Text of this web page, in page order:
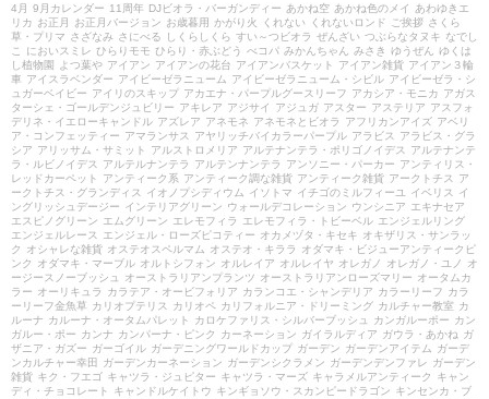
4月 9月カレンダー 11周年 DJビオラ・バーガンディー あかね空 あかね色のメイ
あわゆきエ
リカ お正月 お正月バージョン お歳暮用 かがり火 くれない くれないロンド ご挨拶 さくら
草・プリマ さざなみ さにべる しくらしくら すい～つビオラ ぜんざい つぶらなタヌキ なでし
こ
においスミレ ひらりモモ ひらり・赤ぶどう べコパ みかんちゃん みさき ゆうぜん
ゆくは
し植物園
よつ葉や アイアン アイアンの花台 アイアンバスケット アイアン雑貨 アイアン３輪
車 アイスラベンダー アイビーゼラニューム アイビーゼラニューム・シビル アイビーゼラ・シ
ュガーベイビー アイリのスキップ アカエナ・パープルグースリーフ アカシア・モニカ アガス
ターシェ・ゴールデンジュビリー アキレア アジサイ アジュガ アスター アステリア アスフォ
デリネ・イエローキャンドル アズレア アネモネ アネモネとビオラ アフリカンアイズ アベリ
ア・コンフェッティー アマランサス アヤリッチバイカラーパープル アラビス
アラビス・グラ
シア アリッサム・サミット アルストロメリア アルテナンテラ・ポリゴノイデス
アルテナンテ
ラ・ルビノイデス
アルテルナンテラ アルテンナンテラ アンソニー・パーカー アンティリス・
レッドカーペット
アンティーク系 アンティーク調な雑貨 アンティーク雑貨 アークトチス
ア
ークトチス・グランディス
イオノプシディウム イソトマ イチゴのミルフィーユ イベリス
イ
ングリッシュデージー インテリアグリーン ウォールデコレーション ウンシニア エキナセア
エスピノグリーン エムグリーン エレモフィラ エレモフィラ・トビーベル エンジェルリング
エンジェルレース
エンジェル・ローズピコティー オカメヅタ・キセキ オキザリス・サンラッ
ク
オシャレな雑貨 オステオスペルマム オステオ・キララ
オダマキ・ビジューアンティークピ
ンク
オダマキ・マーブル オルトシフォン オルレイア オルレイヤ オレガノ オレガノ・ユノ
オ
ージースノーブッシュ
オーストラリアンプランツ オーストラリアンローズマリー オータムカ
ラー オーリキュラ カラテア・オービフォリア カランコエ・シャンデリア カラーリーフ カラ
ーリーフ金魚草 カリオプテリス カリオペ カリフォルニア・ドリーミング カルチャー教室 カ
ルーナ カルーナ・オータムパレット カロケファリス・シルバーブッシュ カンガルーポー カン
ガルー・ポー カンナ カンパーナ・ピンク カーネーション ガイラルディア ガウラ・あかね ガ
ザニア・ガズー ガーゴイル ガーデニングワールドカップ ガーデン ガーデンアイテム ガーデ
ンカルチャー幸田
ガーデンカーネーション ガーデンシクラメン ガーデンデンファレ ガーデン
雑貨 キク・フエゴ キャツラ・ジュピター キャツラ・マーズ キャラメルアンティーク
キャン
ディ・チョコレート
キャンドルケイトウ キンギョソウ・スカンピードラゴン キンセンカ・ブ